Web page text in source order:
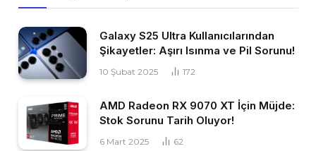
Galaxy S25 Ultra Kullanıcılarından
Şikayetler: Aşırı Isınma ve Pil Sorunu!
10 Şubat 2025 172
AMD Radeon RX 9070 XT İçin Müjde:
Stok Sorunu Tarih Oluyor!
6 Mart 2025 62